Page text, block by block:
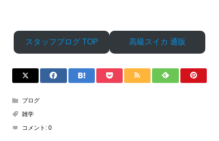
スタッフブログ TOP 高級スイカ 通販
ブログ
雑学
コメント: 0